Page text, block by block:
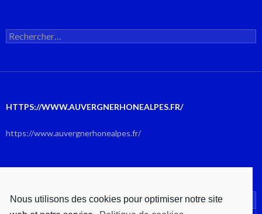
Rechercher :
HTTPS://WWW.AUVERGNERHONEALPES.FR/
https://www.auvergnerhonealpes.fr/
L M M J V S
Nous utilisons des cookies pour optimiser notre site